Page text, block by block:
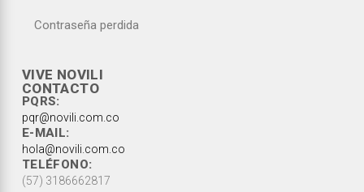
Contraseña perdida
VIVE NOVILI
CONTACTO
PQRS:
pqr@novili.com.co
E-MAIL:
hola@novili.com.co
TELÉFONO:
(57) 3186662817